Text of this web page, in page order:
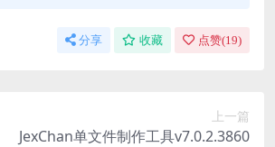
分享 收藏 点赞(19)
上一篇
JexChan单文件制作工具v7.0.2.3860